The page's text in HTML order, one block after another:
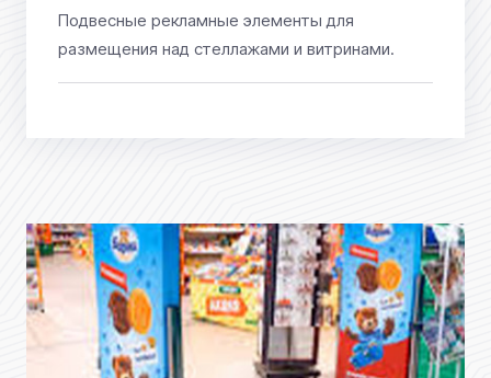
Подвесные рекламные элементы для
размещения над стеллажами и витринами.